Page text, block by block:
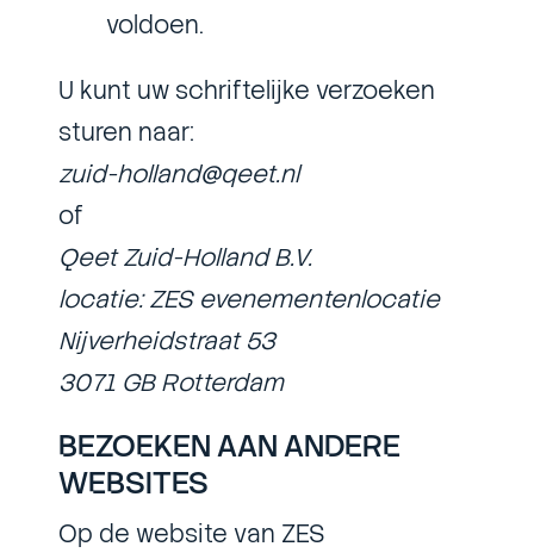
voldoen.
U kunt uw schriftelijke verzoeken
sturen naar:
zuid-holland@qeet.nl
of
Qeet Zuid-Holland B.V.
locatie: ZES evenementenlocatie
Nijverheidstraat 53
3071 GB Rotterdam
BEZOEKEN AAN ANDERE
WEBSITES
Op de website van ZES